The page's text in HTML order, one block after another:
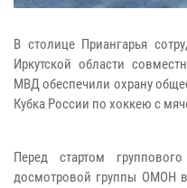
В столице Приангарья
Иркутской области
МВД обеспечили охрану
Кубка России по хоккею с
Перед стартом
досмотровой группы ОМОН